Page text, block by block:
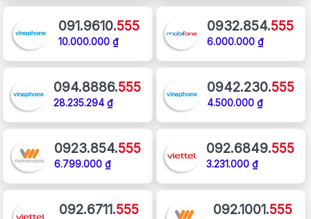
091.9610.555
10.000.000 ₫
0932.854.555
6.000.000 ₫
094.8886.555
28.235.294 ₫
0942.230.555
4.500.000 ₫
0923.854.555
6.799.000 ₫
092.6849.555
3.231.000 ₫
092.6711.555 092.1001.555